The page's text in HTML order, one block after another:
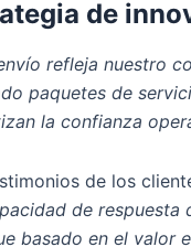
de
refleja nuestro
paquetes de
la confianza
de los
de respuesta
basado en el valor